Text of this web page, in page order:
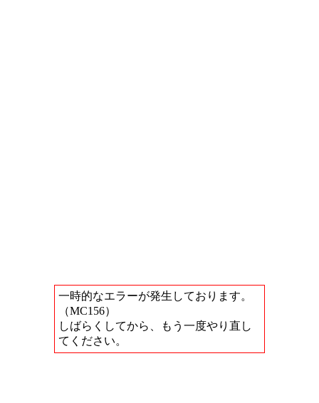
一時的なエラーが発生しております。
（MC156）
しばらくしてから、もう一度やり直し
てください。